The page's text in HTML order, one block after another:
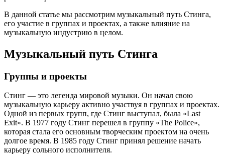
В данной статье мы рассмотрим музыкальный путь Стинга,
его участие в группах и проектах, а также влияние на
музыкальную индустрию в целом.
Музыкальный путь Стинга
Группы и проекты
Стинг — это легенда мировой музыки. Он начал свою
музыкальную карьеру активно участвуя в группах и проектах.
Одной из первых групп, где Стинг выступал, была «Last
Exit». В 1977 году Стинг перешел в группу «The Police»,
которая стала его основным творческим проектом на очень
долгое время. В 1985 году Стинг принял решение начать
карьеру сольного исполнителя.